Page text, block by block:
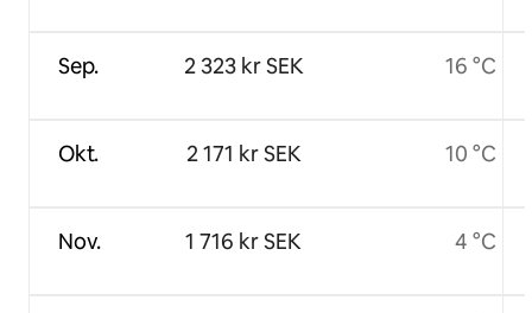
Sep.
Okt.
Nov.
2 323 kr SEK
2 171 kr SEK
1 716 kr SEK
16 °C
10 °C
4 °C